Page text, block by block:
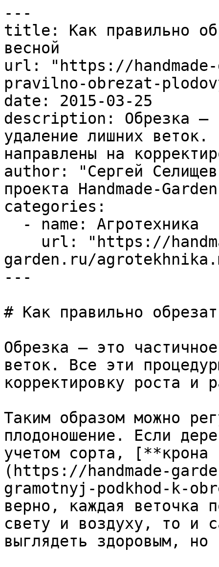
---
title: Как правильно
весной
url: "https://
pravilno-obrezat-
date: 2015-03-25
description: Обрезка –
удаление лишних
направлены на
author: "Сергей
проекта Handmade-
categories:
garden.ru/
---
# Как правильно
Обрезка – это
веток. Все эти
корректировку роста и
Таким образом можно
плодоношение. Если
учетом сорта, [**крона
(https://handmade-
gramotnyj-podkhod-k-
верно, каждая веточка
свету и воздуху, то и
выглядеть здоровым,